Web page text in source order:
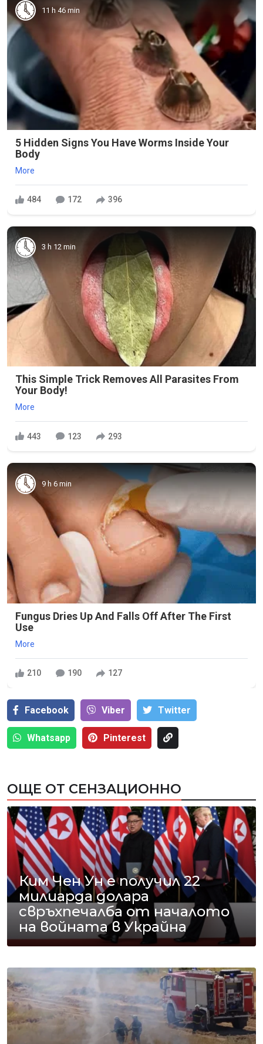
11 h 46 min
5 Hidden Signs You Have Worms Inside Your
Body
More
484 172 396
3 h 12 min
This Simple Trick Removes All Parasites From
Your Body!
More
443 123 293
9 h 6 min
Fungus Dries Up And Falls Off After The First
Use
More
210 190 127
Facebook Viber Тwitter
Whatsapp Pinterest
ОЩЕ ОТ СЕНЗАЦИОННО
Ким Чен Ун е получил 22
милиарда долара
свръхпечалба от началото
на войната в Украйна